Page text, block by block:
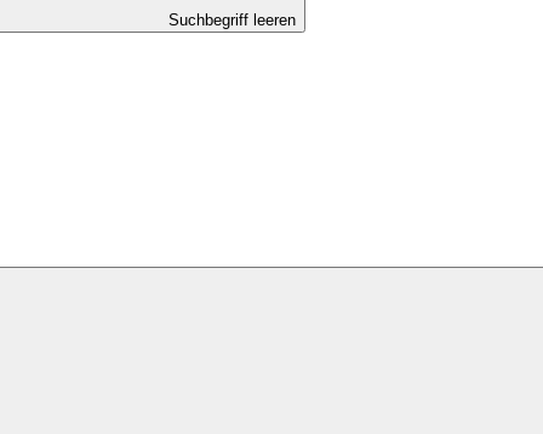
Suchbegriff leeren